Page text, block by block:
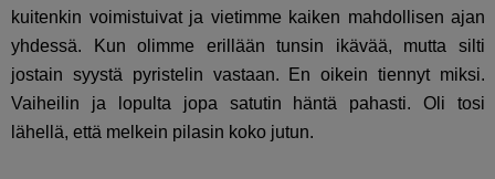
kuitenkin voimistuivat ja vietimme kaiken mahdollisen ajan
yhdessä. Kun olimme erillään tunsin ikävää, mutta silti
jostain syystä pyristelin vastaan. En oikein tiennyt miksi.
Vaiheilin ja lopulta jopa satutin häntä pahasti. Oli tosi
lähellä, että melkein pilasin koko jutun.